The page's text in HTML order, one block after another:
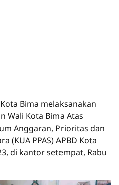
Bima melaksanakan
Wali Kota Bima Atas
Anggaran, Prioritas dan
(KUA PPAS) APBD Kota
di kantor setempat, Rabu